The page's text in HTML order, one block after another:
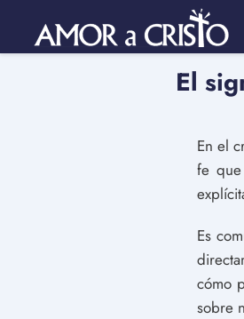
El
En el
fe
Es
cómo
sobre